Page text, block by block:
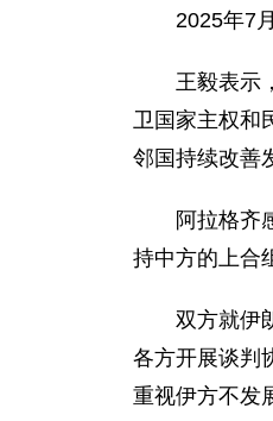
2025年7
王毅表示
卫国家主权和
邻国持续改善
阿拉格齐
持中方的上合
双方就伊
各方开展谈判
重视伊方不发